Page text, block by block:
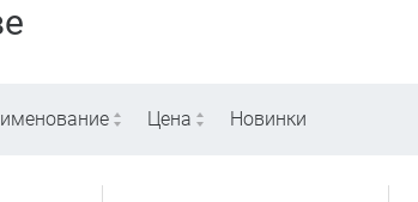
Цена Новинки